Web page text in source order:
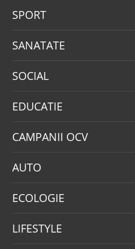
SPORT
SANATATE
SOCIAL
EDUCATIE
CAMPANII OCV
AUTO
ECOLOGIE
LIFESTYLE